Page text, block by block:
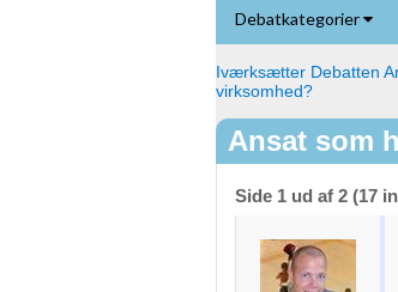
Debatkategorier
Iværksætter Debatten
virksomhed?
Ansat som
Side 1 ud af 2 (17